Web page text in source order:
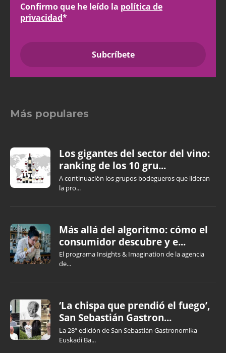
Confirmo que he leído la política de
privacidad*
Más populares
Los gigantes del sector del vino:
ranking de los 10 gru...
A continuación los grupos bodegueros que lideran
la pro...
Más allá del algoritmo: cómo el
consumidor descubre y e...
El programa Insights & Imagination de la agencia
de...
‘La chispa que prendió el fuego’,
San Sebastián Gastron...
La 28ª edición de San Sebastián Gastronomika
Euskadi Ba...